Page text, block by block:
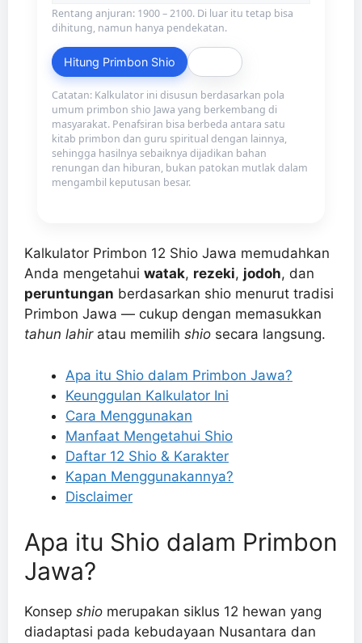
Rentang anjuran: 1900 – 2100. Di luar itu tetap bisa
dihitung, namun hanya pendekatan.
Hitung Primbon Shio
Catatan: Kalkulator ini disusun berdasarkan pola
umum primbon shio Jawa yang berkembang di
masyarakat. Penafsiran bisa berbeda antara satu
kitab primbon dan guru spiritual dengan lainnya,
sehingga hasilnya sebaiknya dijadikan bahan
renungan dan hiburan, bukan patokan mutlak dalam
mengambil keputusan besar.
Kalkulator Primbon 12 Shio Jawa memudahkan
Anda mengetahui watak, rezeki, jodoh, dan
peruntungan berdasarkan shio menurut tradisi
Primbon Jawa — cukup dengan memasukkan
tahun lahiratau memilih shio secara langsung.
Apa itu Shio dalam Primbon Jawa?
Keunggulan Kalkulator Ini
Cara Menggunakan
Manfaat Mengetahui Shio
Daftar 12 Shio & Karakter
Kapan Menggunakannya?
Disclaimer
Apa itu Shio dalam Primbon
Jawa?
Konsep shio merupakan siklus 12 hewan yang
diadaptasi pada kebudayaan Nusantara dan